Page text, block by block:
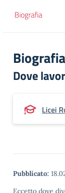
Biografia
Biografia
Dove
Licei
Pubblicato:
Eccetto dove